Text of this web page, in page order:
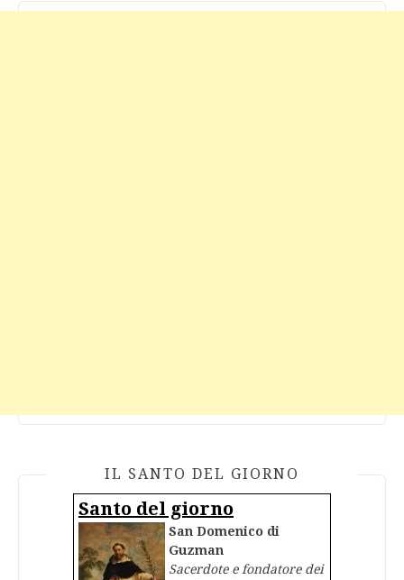
IL SANTO DEL GIORNO
Santo del giorno
San Domenico di
Guzman
Sacerdote e fondatore dei